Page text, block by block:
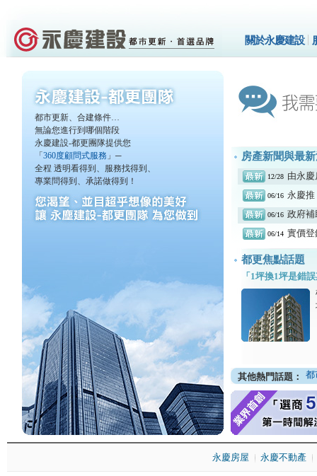
關於永慶建設
都市更新、合建條件…
無論您進行到哪個階段
永慶建設-都更團隊提供您
「 360度顧問式服務 」─
全程 透明看得到、服務找得到、
專業問得到、承諾做得到！
房產新聞與最
12/28 由永
06/16 永慶
06/16 政府
06/14 實價
都更焦點話題
「1坪換1坪是錯
其他熱門話題： 都
永慶房屋 永慶不動產